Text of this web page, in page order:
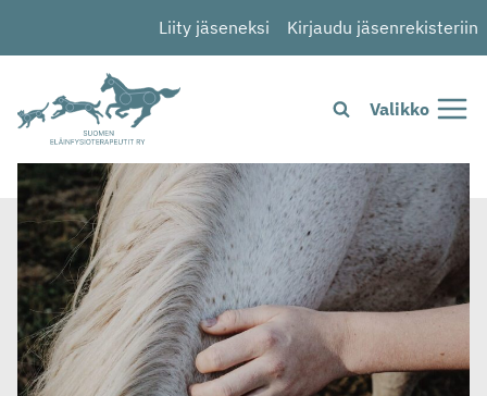
Liity jäseneksi Kirjaudu jäsenrekisteriin
Valikko